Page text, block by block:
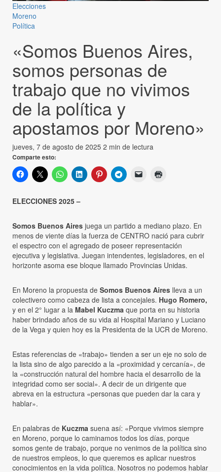
Elecciones
Moreno
Política
«Somos Buenos Aires,
somos personas de
trabajo que no vivimos
de la política y
apostamos por Moreno»
jueves, 7 de agosto de 2025 2 min de lectura
Comparte esto:
ELECCIONES 2025 –
Somos Buenos Aires juega un partido a mediano plazo. En
menos de viente días la fuerza de CENTRO nació para cubrir
el espectro con el agregado de poseer representación
ejecutiva y legislativa. Juegan intendentes, legisladores, en el
horizonte asoma ese bloque llamado Provincias Unidas.
En Moreno la propuesta de Somos Buenos Aires lleva a un
colectivero como cabeza de lista a concejales. Hugo Romero,
y en el 2° lugar a la Mabel Kuczma que porta en su historia
haber brindado años de su vida al Hospital Mariano y Luciano
de la Vega y quien hoy es la Presidenta de la UCR de Moreno.
Estas referencias de «trabajo» tienden a ser un eje no solo de
la lista sino de algo parecido a la «proximidad y cercanía», de
la «construcción natural del hombre hacia el desarrollo de la
integridad como ser social». A decir de un dirigente que
abreva en la estructura «personas que pueden dar la cara y
hablar».
En palabras de Kuczma suena así: «Porque vivimos siempre
en Moreno, porque lo caminamos todos los días, porque
somos gente de trabajo, porque no venimos de la política sino
de nuestros empleos, lo que queremos es aplicar nuestros
conocimientos en la vida política. Nosotros no podemos hablar